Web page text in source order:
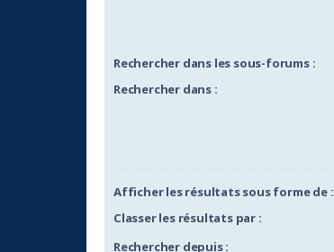
Rechercher dans les sous-forums :
Rechercher dans :
Afficher les résultats sous forme de :
Classer les résultats par :
Rechercher depuis :